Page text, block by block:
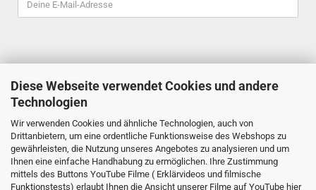
Diese Webseite verwendet Cookies und andere
Technologien
Wir verwenden Cookies und ähnliche Technologien, auch von
Drittanbietern, um eine ordentliche Funktionsweise des Webshops zu
gewährleisten, die Nutzung unseres Angebotes zu analysieren und um
Ihnen eine einfache Handhabung zu ermöglichen. Ihre Zustimmung
mittels des Buttons YouTube Filme ( Erklärvideos und filmische
Funktionstests) erlaubt Ihnen die Ansicht unserer Filme auf YouTube hier
ESPRESSOINDEX
Reiner Schiefler
Tel. 0201/87898333
espressoindex @gmx.de
Mathildenstr. 29
45130 Essen